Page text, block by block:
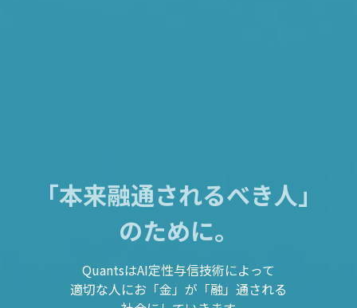
「本来融通されるべき人」
のために。
QuantsはAI定性与信技術によって
適切な人にお「金」が「融」通される